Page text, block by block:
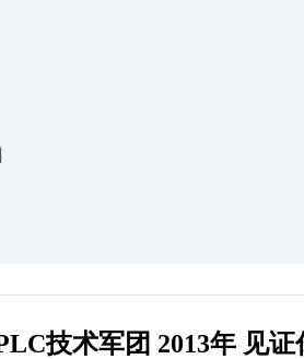
技术军团 2013年 见